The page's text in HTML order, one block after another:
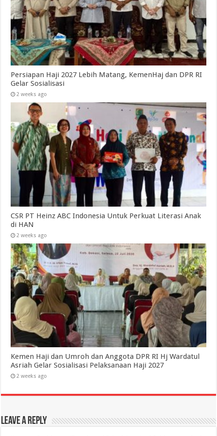
Persiapan Haji 2027 Lebih Matang, KemenHaj dan DPR RI
Gelar Sosialisasi
2 weeks ago
CSR PT Heinz ABC Indonesia Untuk Perkuat Literasi Anak
di HAN
2 weeks ago
Kemen Haji dan Umroh dan Anggota DPR RI Hj Wardatul
Asriah Gelar Sosialisasi Pelaksanaan Haji 2027
2 weeks ago
Leave a Reply